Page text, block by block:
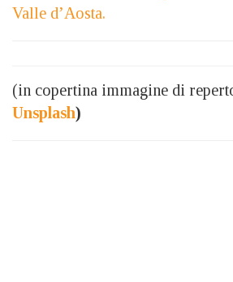
Valle d’Aosta.
(in copertina immagine di
Unsplash)